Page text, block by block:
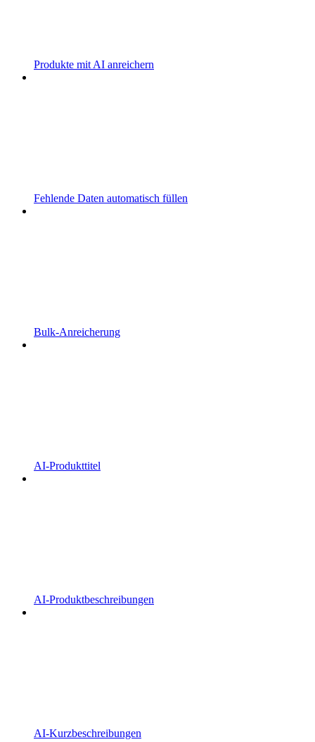
Produkte mit AI anreichern
Fehlende Daten automatisch füllen
Bulk-Anreicherung
AI-Produkttitel
AI-Produktbeschreibungen
AI-Kurzbeschreibungen